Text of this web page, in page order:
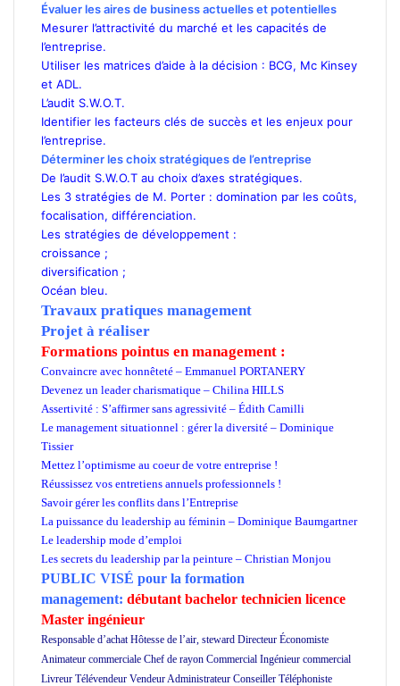
Évaluer les aires de business actuelles et potentielles
Mesurer l’attractivité du marché et les capacités de
l’entreprise.
Utiliser les matrices d’aide à la décision : BCG, Mc Kinsey
et ADL.
L’audit S.W.O.T.
Identifier les facteurs clés de succès et les enjeux pour
l’entreprise.
Déterminer les choix stratégiques de l’entreprise
De l’audit S.W.O.T au choix d’axes stratégiques.
Les 3 stratégies de M. Porter : domination par les coûts,
focalisation, différenciation.
Les stratégies de développement :
croissance ;
diversification ;
Océan bleu.
Travaux pratiques management
Projet à réaliser
Formations pointus en management :
Convaincre avec honnêteté – Emmanuel PORTANERY
Devenez un leader charismatique – Chilina HILLS
Assertivité : S’affirmer sans agressivité – Édith Camilli
Le management situationnel : gérer la diversité – Dominique
Tissier
Mettez l’optimisme au coeur de votre entreprise !
Réussissez vos entretiens annuels professionnels !
Savoir gérer les conflits dans l’Entreprise
La puissance du leadership au féminin – Dominique Baumgartner
Le leadership mode d’emploi
Les secrets du leadership par la peinture – Christian Monjou
PUBLIC VISÉ pour la formation
management: débutant bachelor technicien licence
Master ingénieur
Responsable d’achat Hôtesse de l’air, steward Directeur Économiste
Animateur commerciale Chef de rayon Commercial Ingénieur commercial
Livreur Télévendeur Vendeur Administrateur Conseiller Téléphoniste